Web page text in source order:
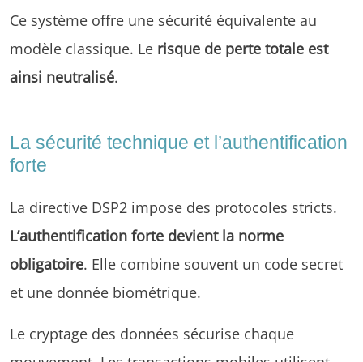
Ce système offre une sécurité équivalente au
modèle classique. Le risque de perte totale est
ainsi neutralisé.
La sécurité technique et l’authentification
forte
La directive DSP2 impose des protocoles stricts.
L’authentification forte devient la norme
obligatoire. Elle combine souvent un code secret
et une donnée biométrique.
Le cryptage des données sécurise chaque